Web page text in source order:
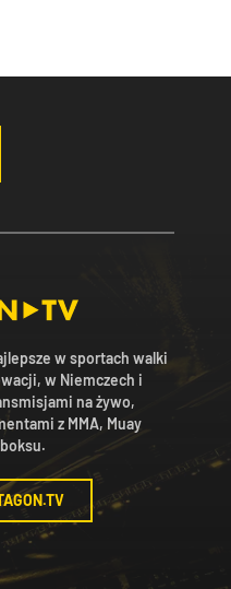
w sportach walki
w Niemczech i
na żywo,
z MMA, Muay